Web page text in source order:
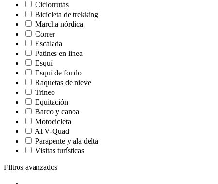
Ciclorrutas
Bicicleta de trekking
Marcha nórdica
Correr
Escalada
Patines en linea
Esquí
Esquí de fondo
Raquetas de nieve
Trineo
Equitación
Barco y canoa
Motocicleta
ATV-Quad
Parapente y ala delta
Visitas turísticas
Filtros avanzados